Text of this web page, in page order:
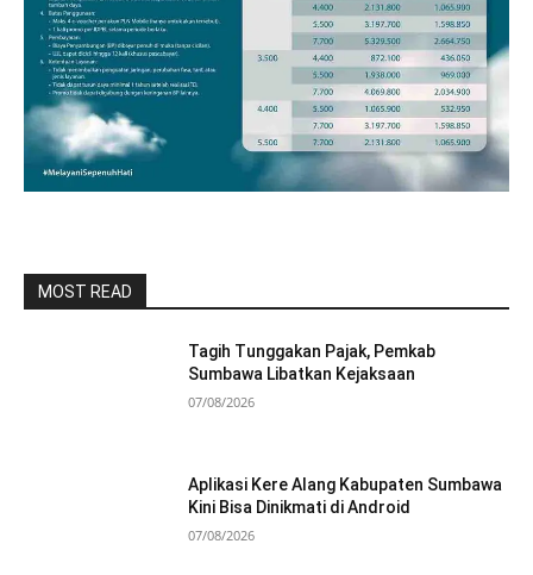
MOST READ
Tagih Tunggakan Pajak, Pemkab
Sumbawa Libatkan Kejaksaan
07/08/2026
Aplikasi Kere Alang Kabupaten Sumbawa
Kini Bisa Dinikmati di Android
07/08/2026